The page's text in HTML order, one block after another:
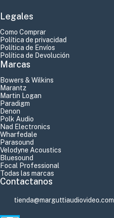
Legales
Como Comprar
Política de privacidad
Política de Envíos
Política de Devolución
Marcas
Bowers & Wilkins
Marantz
Martin Logan
Paradigm
Denon
Polk Audio
Nad Electronics
Wharfedale
Parasound
Velodyne Acoustics
Bluesound
Focal Professional
Todas las marcas
Contactanos
tienda@marguttiaudiovideo.com